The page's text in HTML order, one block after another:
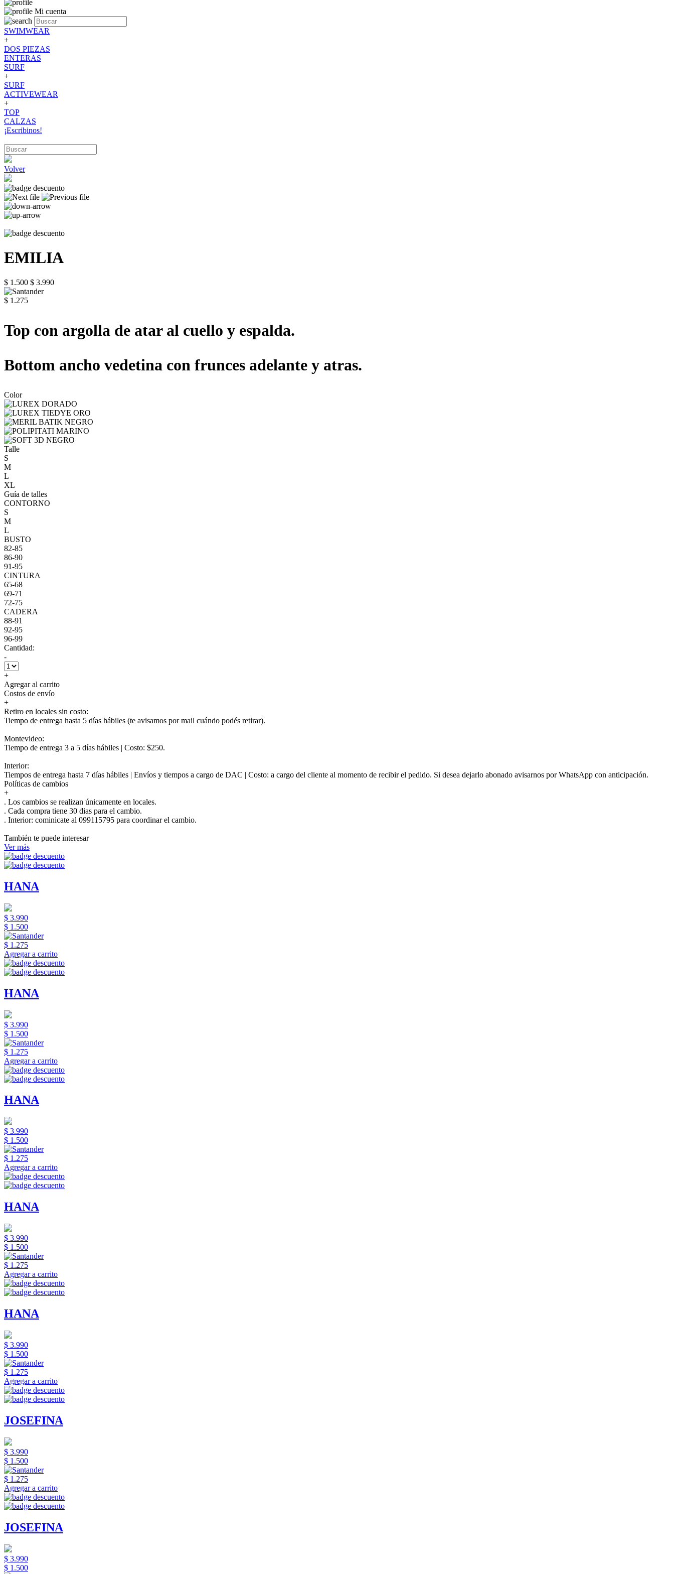
Mi cuenta
SWIMWEAR
+
DOS PIEZAS
ENTERAS
SURF
+
SURF
ACTIVEWEAR
+
TOP
CALZAS
¡Escribinos!
Volver
EMILIA
$ 1.500 $ 3.990
$ 1.275
Top con argolla de atar al cuello y espalda.
Bottom ancho vedetina con frunces adelante y atras.
Color
Talle
S
M
L
XL
Guía de talles
CONTORNO
S
M
L
BUSTO
82-85
86-90
91-95
CINTURA
65-68
69-71
72-75
CADERA
88-91
92-95
96-99
Cantidad:
-
+
Agregar al carrito
Costos de envío
+
Retiro en locales sin costo:
Tiempo de entrega hasta 5 días hábiles (te avisamos por mail cuándo podés retirar).
Montevideo:
Tiempo de entrega 3 a 5 días hábiles | Costo: $250.
Interior:
Tiempos de entrega hasta 7 días hábiles | Envíos y tiempos a cargo de DAC | Costo: a cargo del cliente al momento de recibir el pedido. Si desea dejarlo abonado avisarnos por WhatsApp con anticipación.
Políticas de cambios
+
. Los cambios se realizan únicamente en locales.
. Cada compra tiene 30 dias para el cambio.
. Interior: cominicate al 099115795 para coordinar el cambio.
También te puede interesar
Ver más
HANA
$ 3.990
$ 1.500
$ 1.275
Agregar a carrito
HANA
$ 3.990
$ 1.500
$ 1.275
Agregar a carrito
HANA
$ 3.990
$ 1.500
$ 1.275
Agregar a carrito
HANA
$ 3.990
$ 1.500
$ 1.275
Agregar a carrito
HANA
$ 3.990
$ 1.500
$ 1.275
Agregar a carrito
JOSEFINA
$ 3.990
$ 1.500
$ 1.275
Agregar a carrito
JOSEFINA
$ 3.990
$ 1.500